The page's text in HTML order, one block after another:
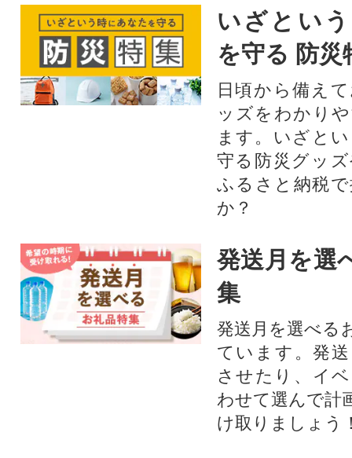
いざとい
を守る 防災
日頃から備え
ッズをわかり
ます。いざと
守る防災グッ
ふるさと納税
か？
発送月を選
集
発送月を選べる
ています。発
させたり、イ
わせて選んで計
け取りましょう